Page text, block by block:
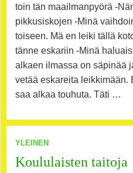
toin tän maailmanpyörä -
pikkusiskojen -Minä
toiseen. Mä en leiki tällä
tänne eskariin -Minä
alkaen ilmassa on säpinää
vetää eskareita leikkimään.
saa alkaa touhuta. Täti …
YLEINEN
Koululaisten taitoja